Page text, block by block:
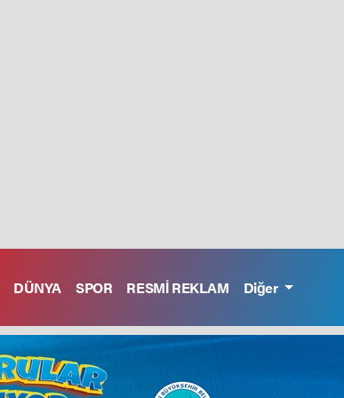
DÜNYA SPOR RESMİ REKLAM Diğer